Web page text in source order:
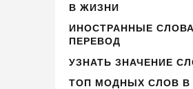
В ЖИЗНИ
ИНОСТРАННЫЕ
ПЕРЕВОД
УЗНАТЬ ЗНАЧЕНИЕ
ТОП МОДНЫХ СЛОВ В